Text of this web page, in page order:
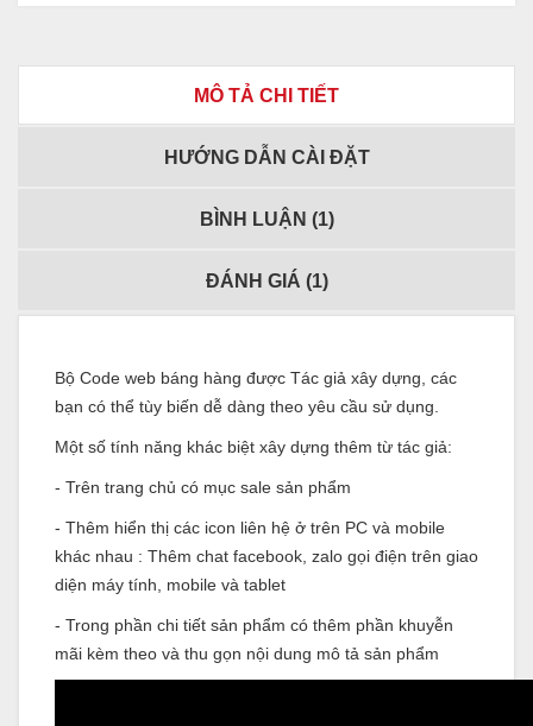
MÔ TẢ CHI TIẾT
HƯỚNG DẪN CÀI ĐẶT
BÌNH LUẬN (1)
ĐÁNH GIÁ (1)
Bộ Code web báng hàng được Tác giả xây dựng, các
bạn có thể tùy biến dễ dàng theo yêu cầu sử dụng.
Một số tính năng khác biệt xây dựng thêm từ tác giả:
- Trên trang chủ có mục sale sản phẩm
- Thêm hiển thị các icon liên hệ ở trên PC và mobile
khác nhau : Thêm chat facebook, zalo gọi điện trên giao
diện máy tính, mobile và tablet
- Trong phần chi tiết sản phẩm có thêm phần khuyễn
mãi kèm theo và thu gọn nội dung mô tả sản phẩm